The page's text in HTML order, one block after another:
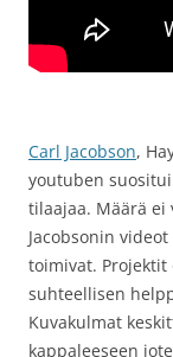
Carl Jacobson,
youtuben
tilaajaa. Määrä ei
Jacobsonin
toimivat.
suhteellisen
Kuvakulmat
kappaleeseen